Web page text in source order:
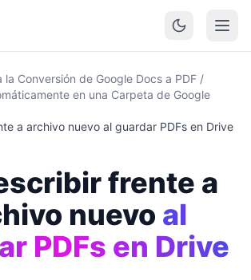
la Conversión de Google Docs a PDF /
en una Carpeta de Google
a archivo nuevo al guardar PDFs en Drive
frente a
nuevo al
PDFs en Drive